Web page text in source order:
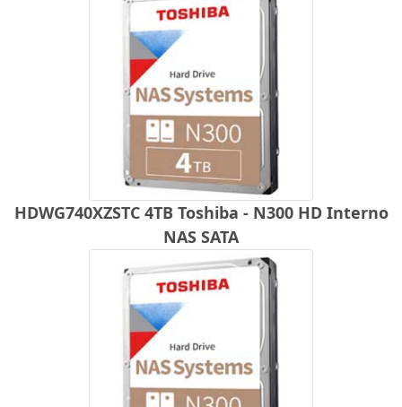
HDWG740XZSTC 4TB Toshiba - N300 HD Interno
NAS SATA